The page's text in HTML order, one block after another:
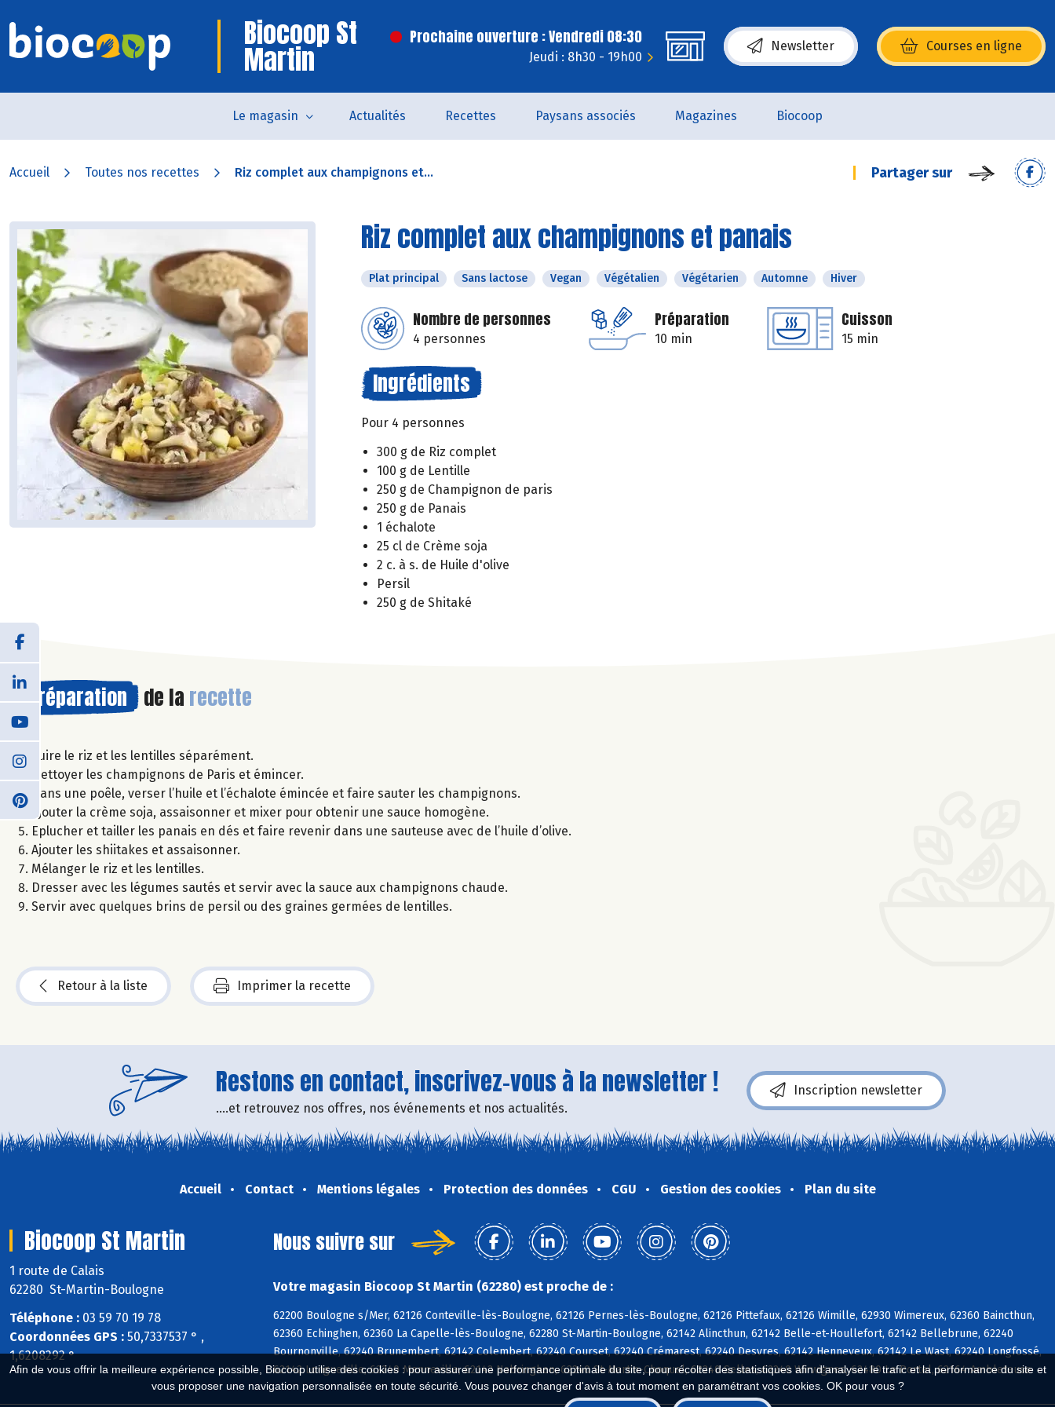
Afin de vous offrir la meilleure expérience possible, Biocoop utilise des cookies : pour assurer une performance optimale du site, pour récolter des statistiques afin d'analyser le trafic et la performance du site et
vous proposer une navigation personnalisée en toute sécurité. Vous pouvez changer d'avis à tout moment en paramétrant vos cookies. OK pour vous ?
Biocoop St
Martin
Prochaine ouverture : Vendredi 08:30
Jeudi : 8h30 - 19h00
Newsletter Courses en ligne
(s’ouvre dans une nouvelle fenêtre)
Le magasin Actualités Recettes Paysans associés Magazines Biocoop
Accueil Toutes nos recettes Riz complet aux champignons et... Partager sur
Riz complet aux champignons et panais
Plat principal Sans lactose Vegan Végétalien Végétarien Automne Hiver
Nombre de personnes
4 personnes
Préparation
10 min
Cuisson
15 min
Ingrédients
Pour 4 personnes
300 g de Riz complet
100 g de Lentille
250 g de Champignon de paris
250 g de Panais
1 échalote
25 cl de Crème soja
2 c. à s. de Huile d'olive
Persil
250 g de Shitaké
Préparation de la recette
Cuire le riz et les lentilles séparément.
Nettoyer les champignons de Paris et émincer.
Dans une poêle, verser l’huile et l’échalote émincée et faire sauter les champignons.
Ajouter la crème soja, assaisonner et mixer pour obtenir une sauce homogène.
Eplucher et tailler les panais en dés et faire revenir dans une sauteuse avec de l’huile d’olive.
Ajouter les shiitakes et assaisonner.
Mélanger le riz et les lentilles.
Dresser avec les légumes sautés et servir avec la sauce aux champignons chaude.
Servir avec quelques brins de persil ou des graines germées de lentilles.
Retour à la liste Imprimer la recette
Restons en contact, inscrivez-vous à la newsletter !
....et retrouvez nos offres, nos événements et nos actualités.
Inscription newsletter
Accueil Contact Mentions légales Protection des données CGU Gestion des cookies Plan du site
Biocoop St Martin
1 route de Calais
62280 St-Martin-Boulogne
Téléphone : 03 59 70 19 78
Coordonnées GPS : 50,7337537 ° ,
1,6208292 °
Nous suivre sur
Votre magasin Biocoop St Martin (62280) est proche de :
62200 Boulogne s/Mer, 62126 Conteville-lès-Boulogne, 62126 Pernes-lès-Boulogne, 62126 Pittefaux, 62126 Wimille, 62930 Wimereux, 62360 Baincthun,
62360 Echinghen, 62360 La Capelle-lès-Boulogne, 62280 St-Martin-Boulogne, 62142 Alincthun, 62142 Belle-et-Houllefort, 62142 Bellebrune, 62240
Bournonville, 62240 Brunembert, 62142 Colembert, 62240 Courset, 62240 Crémarest, 62240 Desvres, 62142 Henneveux, 62142 Le Wast, 62240 Longfossé,
62142 Longueville, 62240 Menneville, 62142 Nabringhen, 62240 St-Martin-Choquel, 62240 Selles, 62240 Wirwignes, 62480 Le Portel, 62164 Ambleteuse